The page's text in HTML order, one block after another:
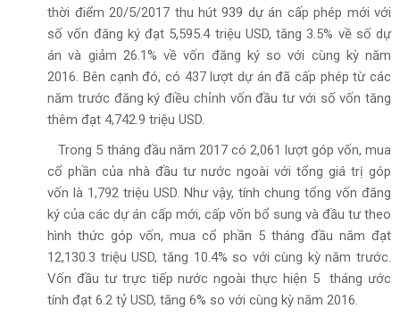
thời điểm 20/5/2017 thu hút 939 dự án cấp phép mới với
số vốn đăng ký đạt 5,595.4 triệu USD, tăng 3.5% về số dự
án và giảm 26.1% về vốn đăng ký so với cùng kỳ năm
2016. Bên cạnh đó, có 437 lượt dự án đã cấp phép từ các
năm trước đăng ký điều chỉnh vốn đầu tư với số vốn tăng
thêm đạt 4,742.9 triệu USD.
Trong 5 tháng đầu năm 2017 có 2,061 lượt góp vốn, mua
cổ phần của nhà đầu tư nước ngoài với tổng giá trị góp
vốn là 1,792 triệu USD. Như vậy, tính chung tổng vốn đăng
ký của các dự án cấp mới, cấp vốn bổ sung và đầu tư theo
hình thức góp vốn, mua cổ phần 5 tháng đầu năm đạt
12,130.3 triệu USD, tăng 10.4% so với cùng kỳ năm trước.
Vốn đầu tư trực tiếp nước ngoài thực hiện 5 tháng ước
tính đạt 6.2 tỷ USD, tăng 6% so với cùng kỳ năm 2016.